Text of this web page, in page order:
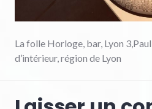
La folle Horloge, bar, Lyon
d’intérieur, région de Lyon